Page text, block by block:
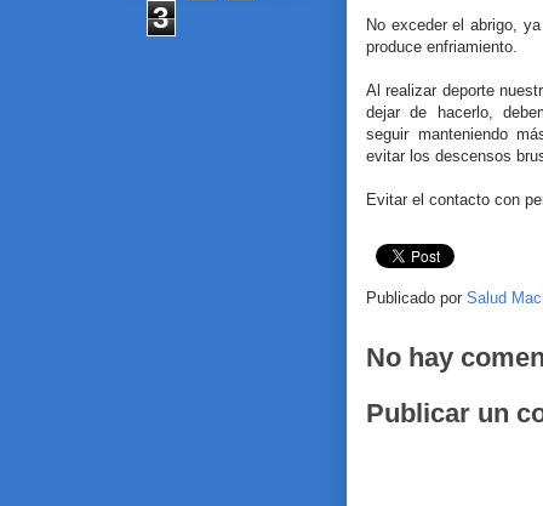
No exceder el abrigo,
produce enfriamiento.
Al realizar deporte
dejar de hacerlo,
seguir manteniendo
evitar los descensos
Evitar el contacto con
Publicado por Salud
No hay
Publicar un
3